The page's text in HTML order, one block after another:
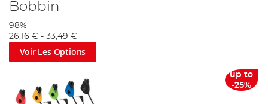
Bobbin
98%
26,16 € - 33,49 €
Voir Les Options
up to
-25%